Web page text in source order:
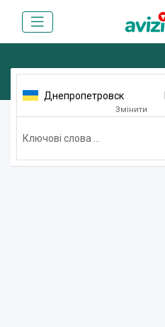
Днепропетровск
Змінити